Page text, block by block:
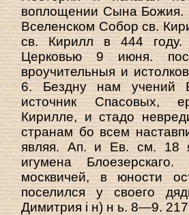
воплощении Сына Божия.
Вселенском Собор св.
св. Кирилл в 444 году.
Церковью 9 июня.
вроучительныя и
6. Бездну нам учений
источник Спасовых,
Кирилле, и стадо
странам бо всем
являя. Ап. и Ев. см. 18
игумена
москвичей, в юности
поселился у своего
Димитрия i н) н ь. 8—9. 217